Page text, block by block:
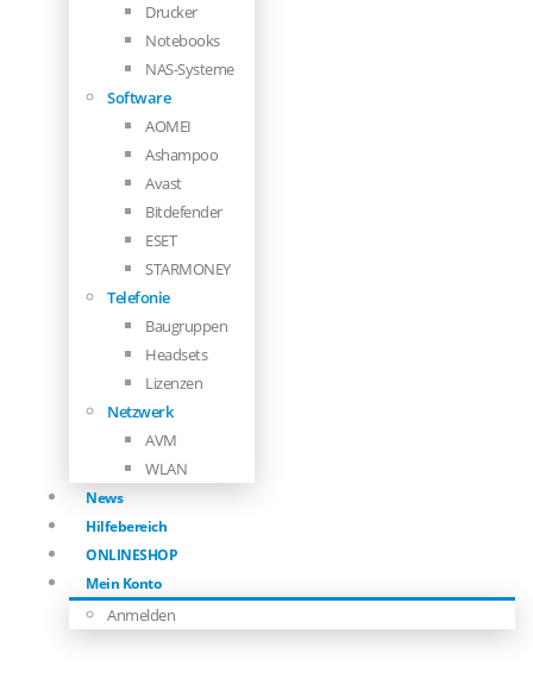
Drucker
Notebooks
NAS-Systeme
Software
AOMEI
Ashampoo
Avast
Bitdefender
ESET
STARMONEY
Telefonie
Baugruppen
Headsets
Lizenzen
Netzwerk
AVM
WLAN
News
Hilfebereich
ONLINESHOP
Mein Konto
Anmelden